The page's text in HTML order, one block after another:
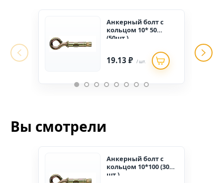
Анкерный болт с
кольцом 10* 50
(50шт.)
19.13 ₽ / шт.
Вы смотрели
Анкерный болт с
кольцом 10*100 (30
шт.)